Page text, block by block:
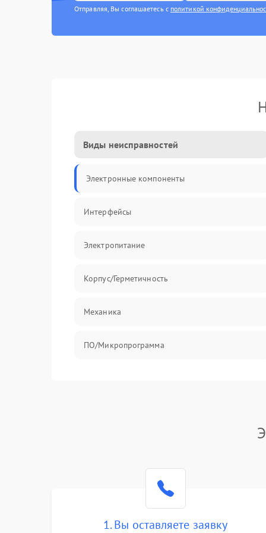
Отправляя, Вы соглашаетесь с политикой
Виды неисправностей
Электронные компоненты
Интерфейсы
Электропитание
Корпус/Герметичность
Механика
ПО/Микропрограмма
1. Вы оставляете заявку